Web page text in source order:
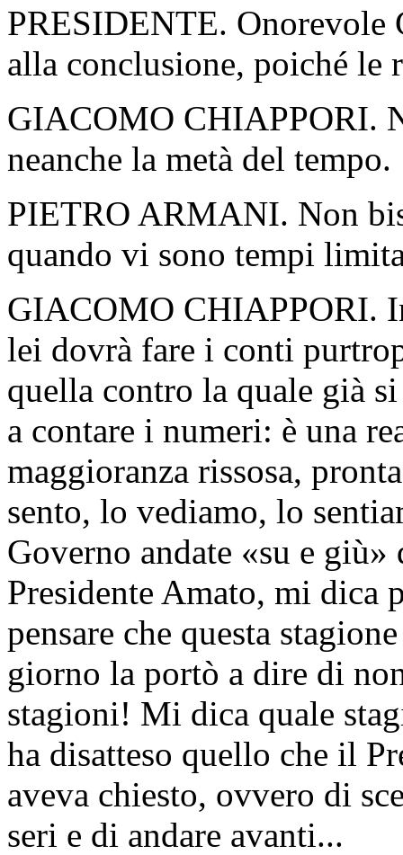
PRESIDENTE.
alla conclusione, poiché le
GIACOMO CHIAPPORI.
neanche la metà del tempo.
PIETRO ARMANI. Non
quando vi sono tempi
GIACOMO CHIAPPORI.
lei dovrà fare i conti
quella contro la quale già
a contare i numeri: è una
maggioranza rissosa,
sento, lo vediamo, lo
Governo andate «su e
Presidente Amato, mi dica
pensare che questa
giorno la portò a dire di
stagioni! Mi dica quale
ha disatteso quello che il
aveva chiesto, ovvero di
seri e di andare avanti...